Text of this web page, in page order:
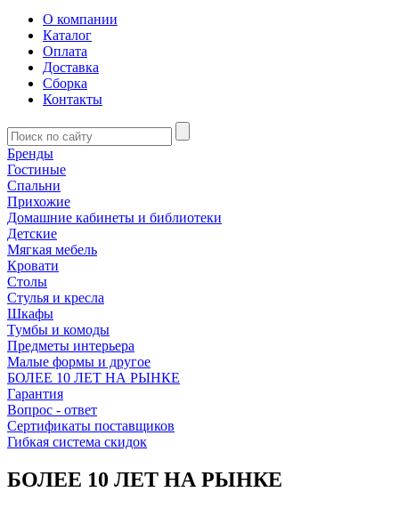
О компании
Каталог
Оплата
Доставка
Сборка
Контакты
Бренды
Гостиные
Спальни
Прихожие
Домашние кабинеты и библиотеки
Детские
Мягкая мебель
Кровати
Столы
Стулья и кресла
Шкафы
Тумбы и комоды
Предметы интерьера
Малые формы и другое
БОЛЕЕ 10 ЛЕТ НА РЫНКЕ
Гарантия
Вопрос - ответ
Сертификаты поставщиков
Гибкая система скидок
БОЛЕЕ 10 ЛЕТ НА РЫНКЕ